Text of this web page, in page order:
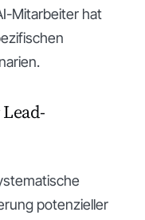
Mitarbeiter hat
potenzieller